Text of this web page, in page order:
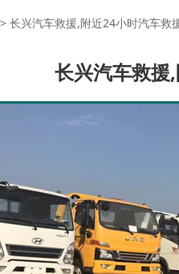
近24小
> 长兴汽车救援,附近24小时汽车救
长兴汽车救援